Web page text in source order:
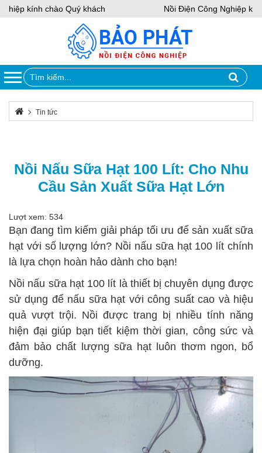
kính chào Quý khách Nồi Điện Công Nghiệp
Tin tức
Nồi Nấu Sữa Hạt 100 Lít: Cho Nhu
Cầu Sản Xuất Sữa Hạt Lớn
Lượt xem: 534
Bạn đang tìm kiếm giải pháp tối ưu để sản xuất sữa
hạt với số lượng lớn? Nồi nấu sữa hạt 100 lít chính
là lựa chọn hoàn hảo dành cho bạn!
Nồi nấu sữa hạt 100 lít là thiết bị chuyên dụng được
sử dụng để nấu sữa hạt với công suất cao và hiệu
quả vượt trội. Nồi được trang bị nhiều tính năng
hiện đại giúp bạn tiết kiệm thời gian, công sức và
đảm bảo chất lượng sữa hạt luôn thơm ngon, bổ
dưỡng.